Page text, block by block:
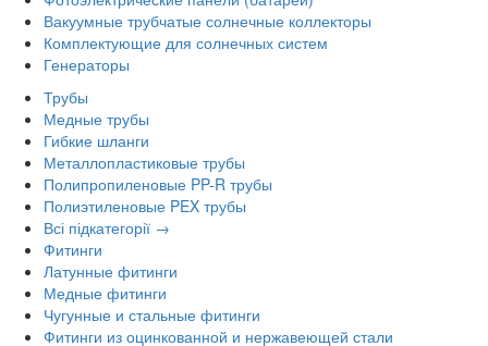
Вакуумные трубчатые солнечные коллекторы
Комплектующие для солнечных систем
Генераторы
Трубы
Медные трубы
Гибкие шланги
Металлопластиковые трубы
Полипропиленовые PP-R трубы
Полиэтиленовые PEX трубы
Всі підкатегорії →
Фитинги
Латунные фитинги
Медные фитинги
Чугунные и стальные фитинги
Фитинги из оцинкованной и нержавеющей стали